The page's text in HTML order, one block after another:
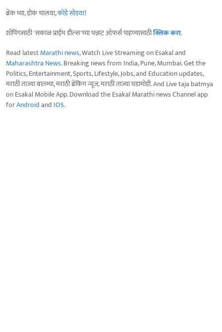
ब्रेक घ्या, डोकं चालवा,कोडे सोडवा!
शॉपिंगसाठी 'सकाळ प्राईम डील्स'च्या भन्नाट ऑफर्स पाहण्यासाठीक्लिक करा.
Read latestMarathi news, Watch Live Streaming on Esakal and
Maharashtra News. Breaking news from India, Pune, Mumbai. Get the
Politics, Entertainment, Sports, Lifestyle, Jobs, and Education updates,
मराठी ताज्या बातम्या, मराठी ब्रेकिंग न्यूज, मराठी ताज्या घडामोडी. And Live taja batmya
on Esakal Mobile App. Download the Esakal Marathi news Channel app
forAndroidand IOS.